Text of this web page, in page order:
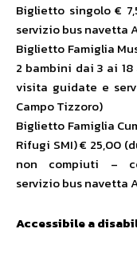
Biglietto singolo €
servizio bus navetta
Biglietto Famiglia
2 bambini dai 3 ai
visita guidate e
Campo Tizzoro)
Biglietto Famiglia
Rifugi SMI) € 25,00
non compiuti –
servizio bus navetta
Accessibile a